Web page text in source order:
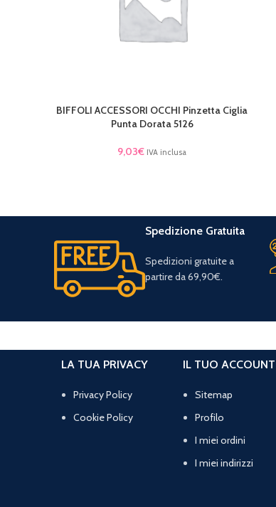
LEGGI TUTTO
BIFFOLI ACCESSORI OCCHI Pinzetta Ciglia
Punta Dorata 5126
9,03€ IVA inclusa
Spedizione Gratuita
Spedizioni gratuite a
partire da 69,90€.
LA TUA PRIVACY
Privacy Policy
Cookie Policy
IL TUO ACCOUNT
Sitemap
Profilo
I miei ordini
I miei indirizzi